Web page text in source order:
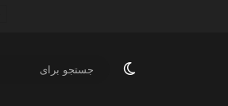
تغییر پوسته